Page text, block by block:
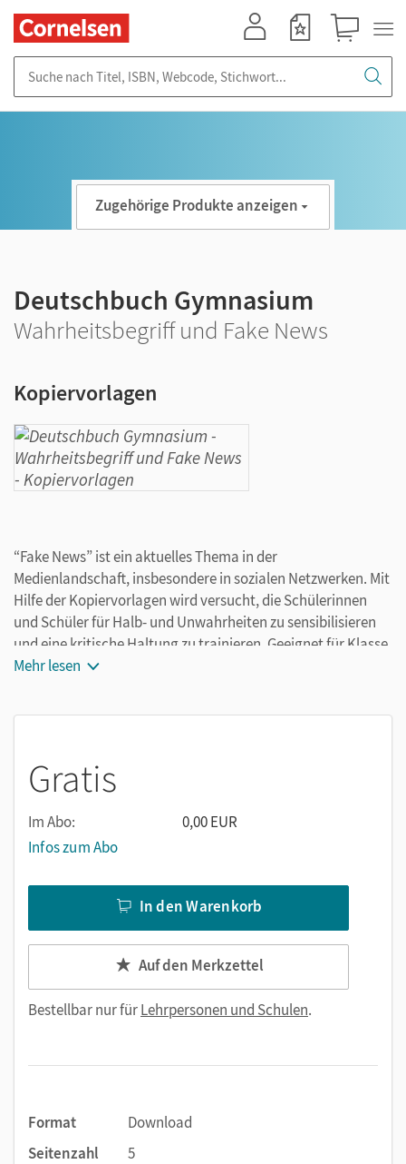
Zugehörige Produkte anzeigen
Deutschbuch Gymnasium
Wahrheitsbegriff und Fake News
Kopiervorlagen
“Fake News” ist ein aktuelles Thema in der
Medienlandschaft, insbesondere in sozialen Netzwerken. Mit
Hilfe der Kopiervorlagen wird versucht, die Schülerinnen
und Schüler für Halb- und Unwahrheiten zu sensibilisieren
und eine kritische Haltung zu trainieren. Geeignet für Klasse
8-10.
Mehr lesen
Gratis
Im Abo:
0,00 EUR
Infos zum Abo
In den Warenkorb
Auf den Merkzettel
Bestellbar nur fürLehrpersonen und Schulen.
Format
Download
Seitenzahl
5